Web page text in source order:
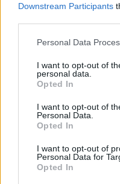
Downstream Participants
Please note that this
not limited to your visit or
grant or deny consent to
use your data for below
consent section.
Personal Data
I want to opt-out of
personal data.
Opted In
I want to opt-out of
Personal Data.
Opted In
I want to opt-out of
Personal Data for
Opted In